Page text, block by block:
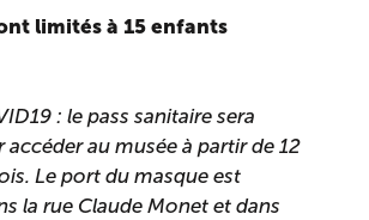
limités à 15 enfants
: le pass sanitaire sera
au musée à partir de 12
Le port du masque est
la rue Claude Monet et dans